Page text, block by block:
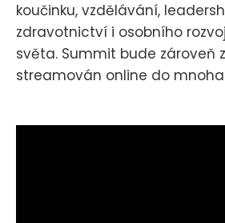
koučinku, vzdělávání,
zdravotnictví i osobního
světa. Summit bude zároveň
streamován online do